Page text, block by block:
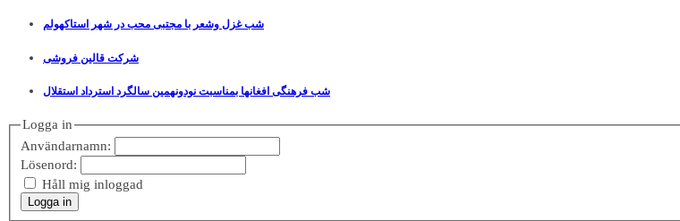
شب غزل وشعر با مجتبی محب در شهر استاکهولم
شرکت قالین فروشی
شب فرهنگی افغانها بمناسبت نودونهمین سالگرد استرداد استقلال
Logga in
Användarnamn:
Lösenord:
Håll mig inloggad
Logga in